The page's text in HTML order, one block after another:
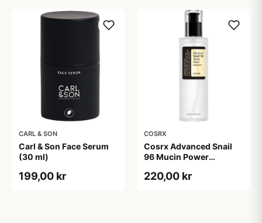
CARL & SON
Carl & Son Face Serum
(30 ml)
199,00 kr
COSRX
Cosrx Advanced Snail
96 Mucin Power
220,00 kr